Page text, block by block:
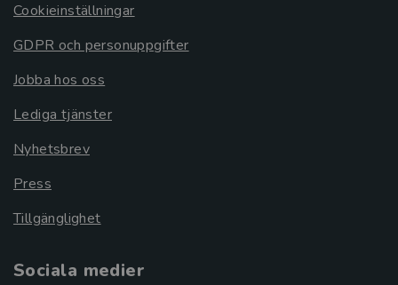
Cookieinställningar
GDPR och personuppgifter
Jobba hos oss
Lediga tjänster
Nyhetsbrev
Press
Tillgänglighet
Sociala medier